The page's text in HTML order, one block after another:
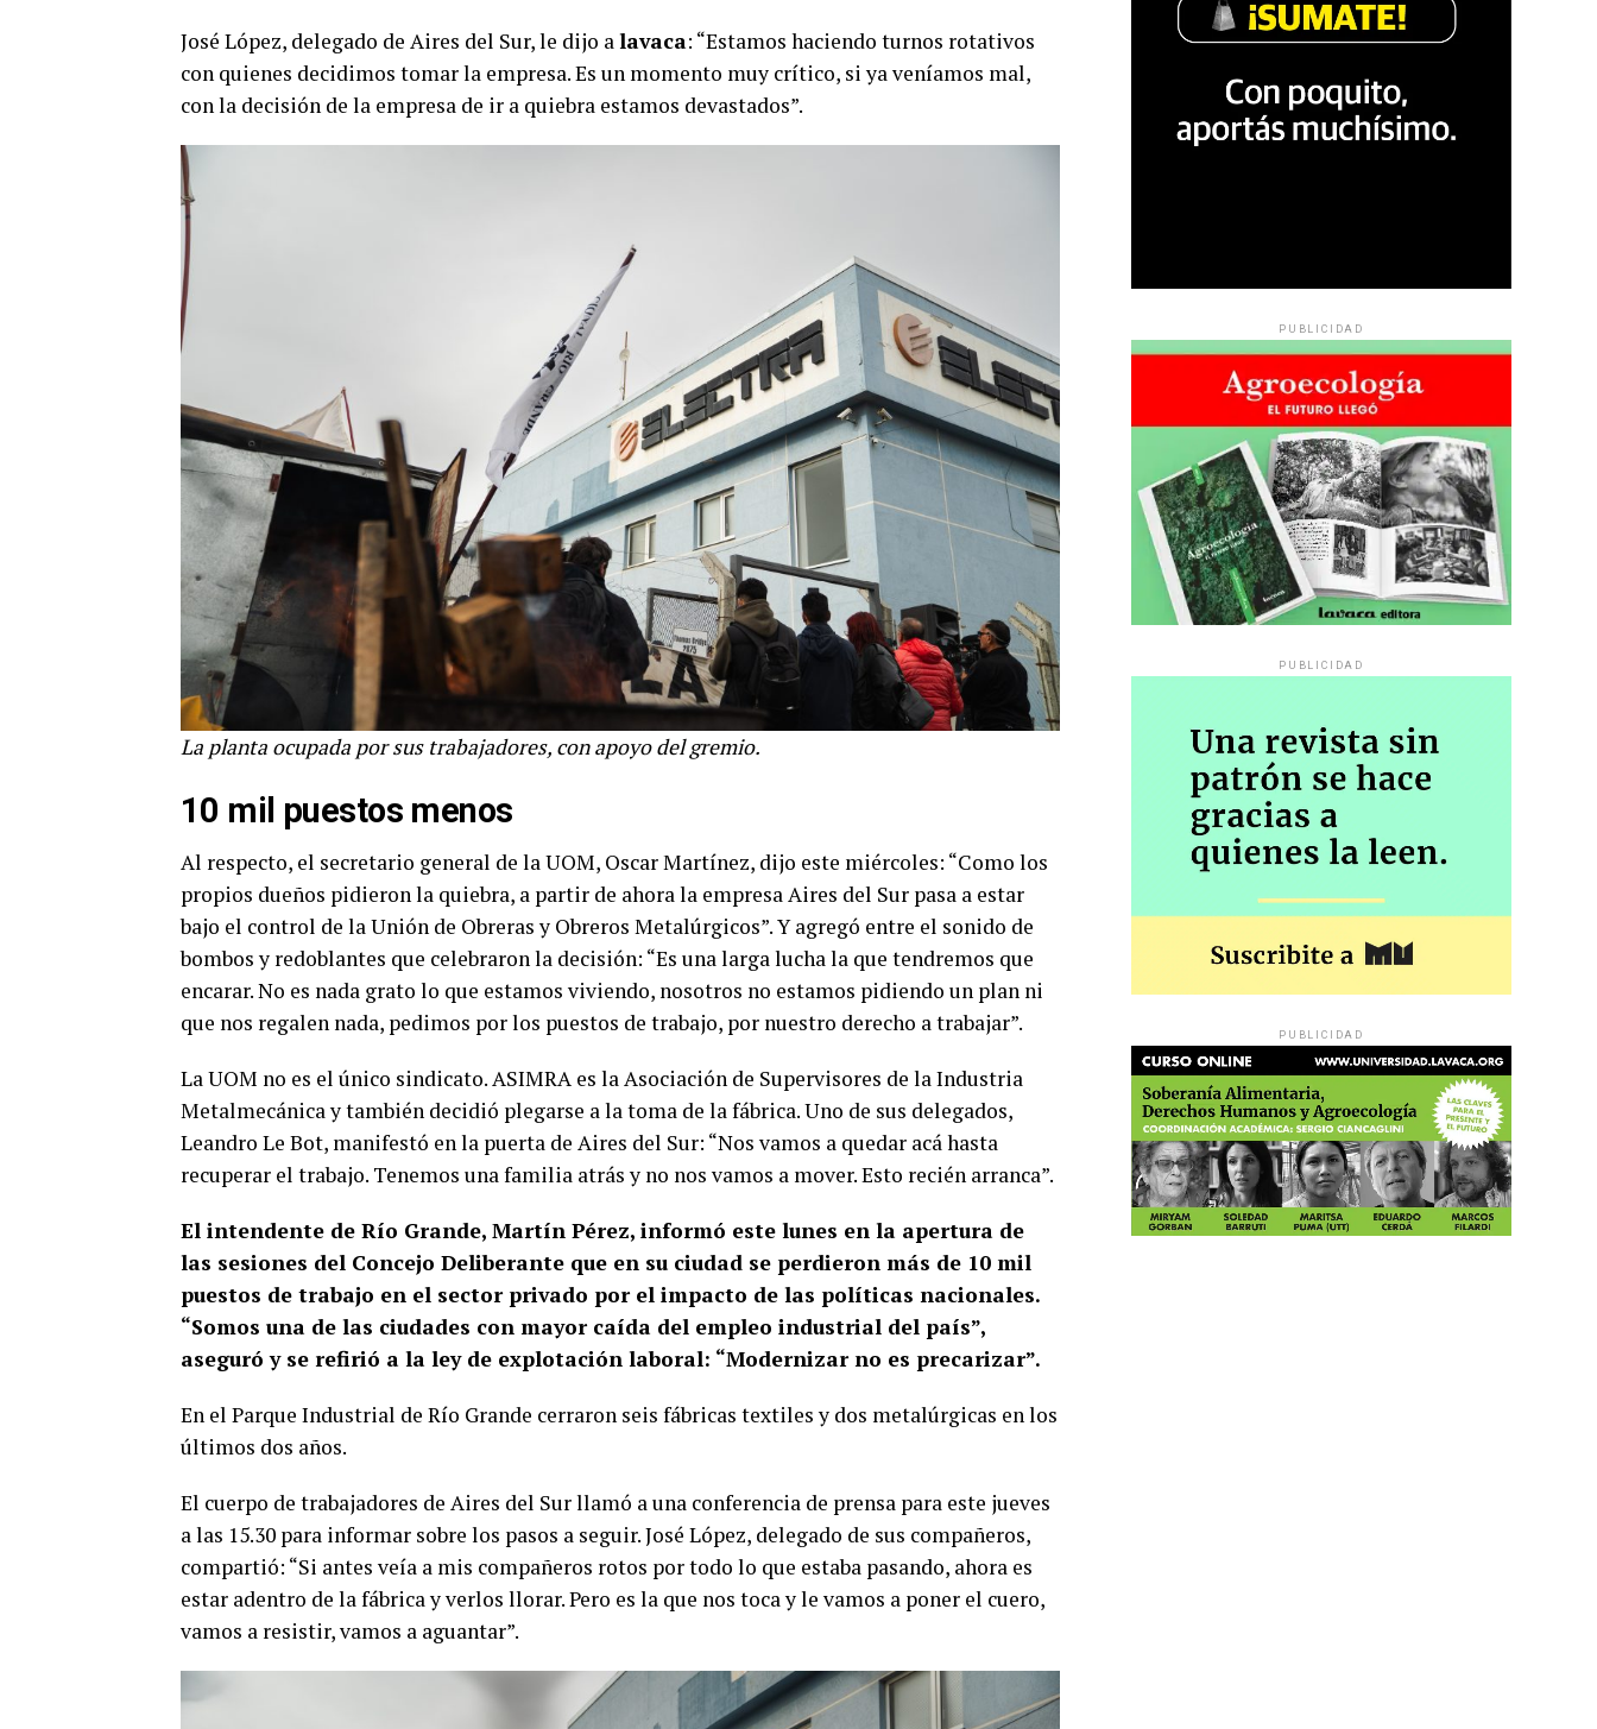
José López, delegado de Aires del Sur, le dijo alavaca: “Estamos haciendo turnos rotativos
con quienes decidimos tomar la empresa. Es un momento muy crítico, si ya veníamos mal,
con la decisión de la empresa de ir a quiebra estamos devastados”.
La planta ocupada por sus trabajadores, con apoyo del gremio.
10 mil puestos menos
Al respecto, el secretario general de la UOM, Oscar Martínez, dijo este miércoles: “Como los
propios dueños pidieron la quiebra, a partir de ahora la empresa Aires del Sur pasa a estar
bajo el control de la Unión de Obreras y Obreros Metalúrgicos”. Y agregó entre el sonido de
bombos y redoblantes que celebraron la decisión: “Es una larga lucha la que tendremos que
encarar. No es nada grato lo que estamos viviendo, nosotros no estamos pidiendo un plan ni
que nos regalen nada, pedimos por los puestos de trabajo, por nuestro derecho a trabajar”.
La UOM no es el único sindicato. ASIMRA es la Asociación de Supervisores de la Industria
Metalmecánica y también decidió plegarse a la toma de la fábrica. Uno de sus delegados,
Leandro Le Bot, manifestó en la puerta de Aires del Sur: “Nos vamos a quedar acá hasta
recuperar el trabajo. Tenemos una familia atrás y no nos vamos a mover. Esto recién arranca”.
El intendente de Río Grande, Martín Pérez, informó este lunes en la apertura de
las sesiones del Concejo Deliberante que en su ciudad se perdieron más de 10 mil
puestos de trabajo en el sector privado por el impacto de las políticas nacionales.
“Somos una de las ciudades con mayor caída del empleo industrial del país”,
aseguró y se refirió a la ley de explotación laboral: “Modernizar no es precarizar”.
En el Parque Industrial de Río Grande cerraron seis fábricas textiles y dos metalúrgicas en los
últimos dos años.
El cuerpo de trabajadores de Aires del Sur llamó a una conferencia de prensa para este jueves
a las 15.30 para informar sobre los pasos a seguir. José López, delegado de sus compañeros,
compartió: “Si antes veía a mis compañeros rotos por todo lo que estaba pasando, ahora es
estar adentro de la fábrica y verlos llorar. Pero es la que nos toca y le vamos a poner el cuero,
vamos a resistir, vamos a aguantar”.
PUBLICIDAD
PUBLICIDAD
PUBLICIDAD